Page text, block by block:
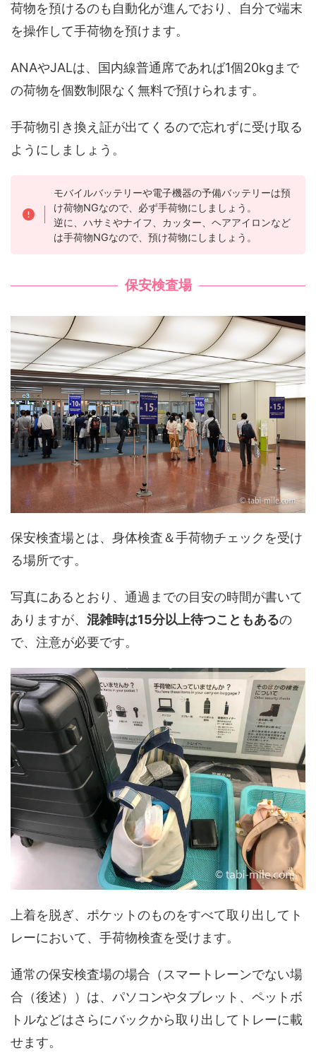
荷物を預けるのも自動化が進んでおり、自分で端末
を操作して手荷物を預けます。
ANAやJALは、国内線普通席であれば1個20kgまで
の荷物を個数制限なく無料で預けられます。
手荷物引き換え証が出てくるので忘れずに受け取る
ようにしましょう。
モバイルバッテリーや電子機器の予備バッテリーは預
け荷物NGなので、必ず手荷物にしましょう。
逆に、ハサミやナイフ、カッター、ヘアアイロンなど
は手荷物NGなので、預け荷物にしましょう。
保安検査場
保安検査場とは、身体検査＆手荷物チェックを受け
る場所です。
写真にあるとおり、通過までの目安の時間が書いて
ありますが、 混雑時は15分以上待つこともあるの
で、注意が必要です。
上着を脱ぎ、ポケットのものをすべて取り出してト
レーにおいて、手荷物検査を受けます。
通常の保安検査場の場合（スマートレーンでない場
合（後述））は、パソコンやタブレット、ペットボ
トルなどはさらにバックから取り出してトレーに載
せます。